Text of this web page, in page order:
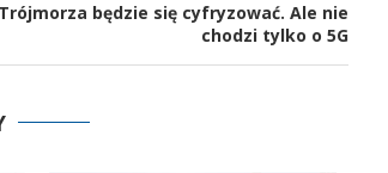
będzie się cyfryzować. Ale nie
chodzi tylko o 5G